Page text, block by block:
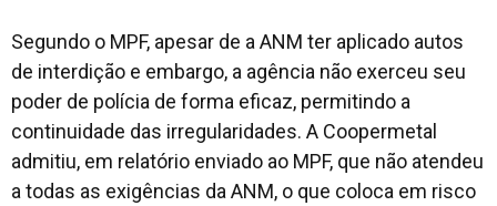
Segundo o MPF, apesar de a ANM ter aplicado autos
de interdição e embargo, a agência não exerceu seu
poder de polícia de forma eficaz, permitindo a
continuidade das irregularidades. A Coopermetal
admitiu, em relatório enviado ao MPF, que não atendeu
a todas as exigências da ANM, o que coloca em risco